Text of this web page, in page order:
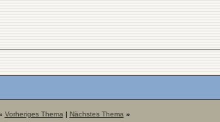
Vorheriges Thema | Nächstes Thema »